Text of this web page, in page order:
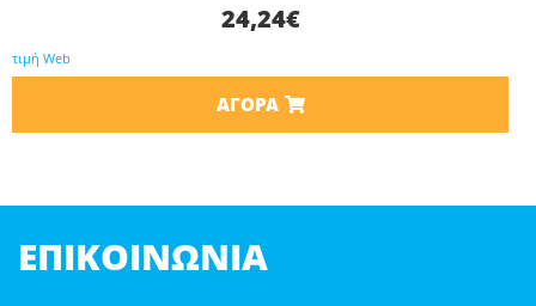
24,24€
τιμή Web
ΑΓΟΡΆ
ΕΠΙΚΟΙΝΩΝΊΑ